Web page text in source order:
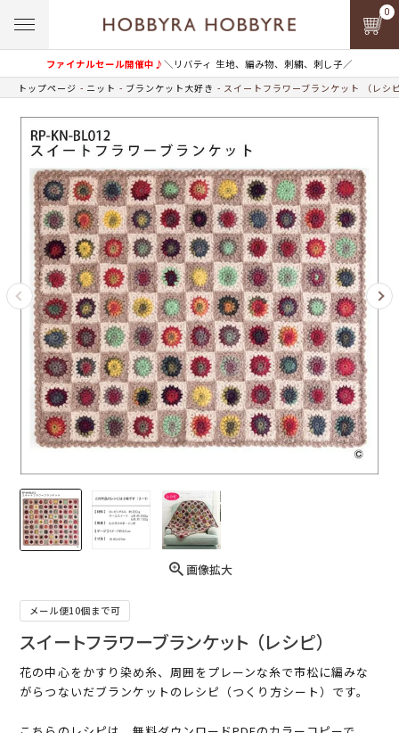
ファイナルセール開催中♪＼リバティ 生地、編み物、刺繍、刺し子／
0
トップページ ニット ブランケット大好き スイートフラワーブランケット （レシ
画像拡大
メール便10個まで可
スイートフラワーブランケット （レシピ）
花の中心をかすり染め糸、周囲をプレーンな糸で市松に編みな
がらつないだブランケットのレシピ（つくり方シート）です。